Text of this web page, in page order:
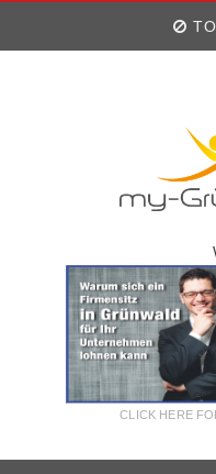
CLICK HERE